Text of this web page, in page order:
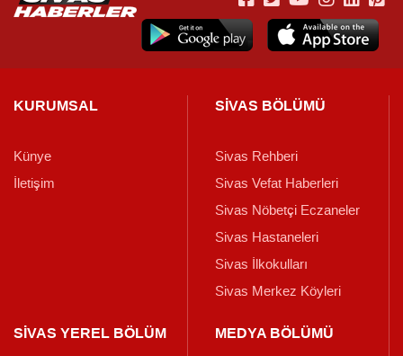
KURUMSAL
Künye
İletişim
SİVAS BÖLÜMÜ
Sivas Rehberi
Sivas Vefat Haberleri
Sivas Nöbetçi Eczaneler
Sivas Hastaneleri
Sivas İlkokulları
Sivas Merkez Köyleri
SİVAS YEREL BÖLÜM MEDYA BÖLÜMÜ